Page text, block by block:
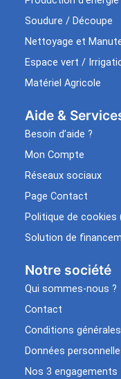
Soudure / Découpe
Nettoyage et
Espace vert /
Matériel Agricole
Aide &
Besoin d’aide ?
Mon Compte
Réseaux sociaux
Page Contact
Politique de cookies
Solution de
Notre société
Qui sommes-nous ?
Contact
Conditions
Données
Nos 3 engagements